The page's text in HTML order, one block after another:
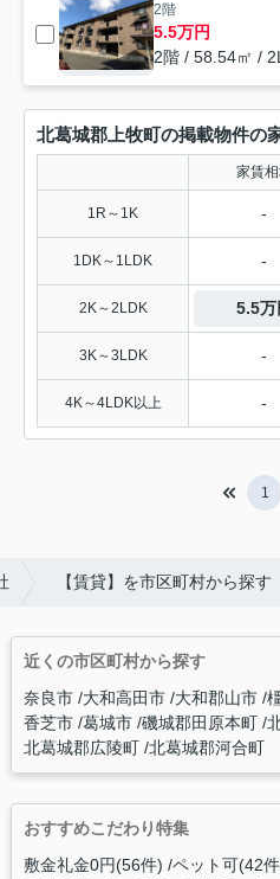
2階
5.5万円
2階 / 58.54㎡ /
北葛城郡上牧町の掲載物件の
家賃
1R～1K -
1DK～1LDK -
2K～2LDK 5.5万
3K～3LDK -
4K～4LDK以上 -
1
【賃貸】を市区町村から探す
近くの市区町村から探す
奈良市 大和高田市 大和郡山市
香芝市 葛城市 磯城郡田原本町
北葛城郡広陵町 北葛城郡河合町
おすすめこだわり特集
敷金礼金0円(56件) ペット可(42